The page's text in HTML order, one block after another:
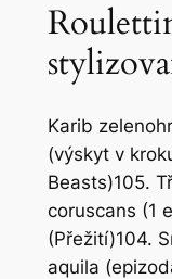
Karib
(výskyt v
Beasts)105.
coruscans (1
(Přežití)104.
aquila